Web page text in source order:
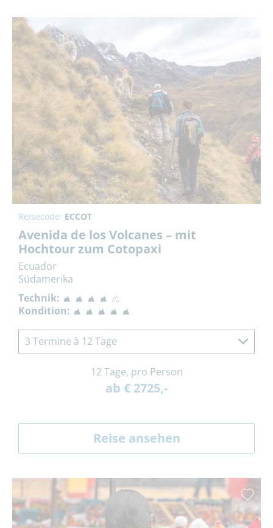
Reisecode: ECCOT
Avenida de los Volcanes – mit
Hochtour zum Cotopaxi
Ecuador
Südamerika
Technik:
Kondition:
3 Termine à 12 Tage
12 Tage, pro Person
ab € 2725,-
Reise ansehen